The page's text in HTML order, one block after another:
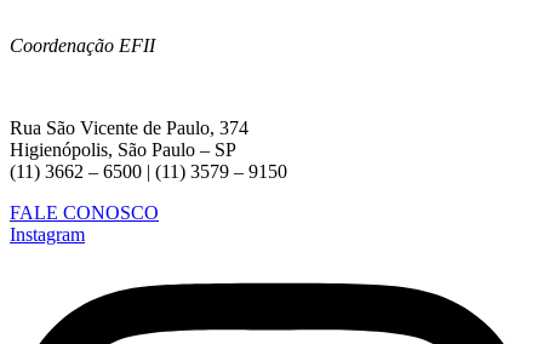
Coordenação EFII
Rua São Vicente de Paulo, 374
Higienópolis, São Paulo – SP
(11) 3662 – 6500 | (11) 3579 – 9150
FALE CONOSCO
Instagram